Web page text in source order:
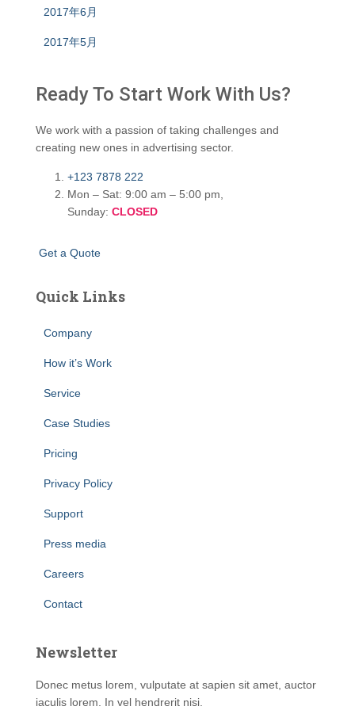
2017年6月
2017年5月
Ready To Start Work With Us?
We work with a passion of taking challenges and
creating new ones in advertising sector.
+123 7878 222
Mon – Sat: 9:00 am – 5:00 pm,
Sunday: CLOSED
Get a Quote
Quick Links
Company
How it’s Work
Service
Case Studies
Pricing
Privacy Policy
Support
Press media
Careers
Contact
Newsletter
Donec metus lorem, vulputate at sapien sit amet, auctor
iaculis lorem. In vel hendrerit nisi.